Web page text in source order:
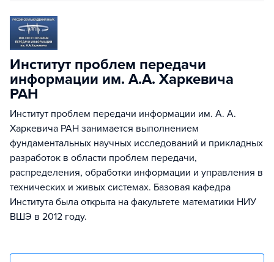
Институт проблем передачи
информации им. А.А. Харкевича
РАН
Институт проблем передачи информации им. А. А.
Харкевича РАН занимается выполнением
фундаментальных научных исследований и прикладных
разработок в области проблем передачи,
распределения, обработки информации и управления в
технических и живых системах. Базовая кафедра
Института была открыта на факультете математики НИУ
ВШЭ в 2012 году.